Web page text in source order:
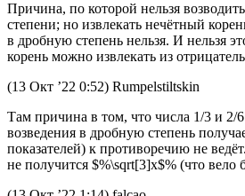
Причина, по которой нельзя
степени; но извлекать нечётный
в дробную степень нельзя. И нельзя
корень можно извлекать из
(13 Окт ’22 0:52) Rumpelstiltskin
Там причина в том, что числа 1/3 и
возведения в дробную степень
показателей) к противоречию не
не получится $%\sqrt[3]x$% (что